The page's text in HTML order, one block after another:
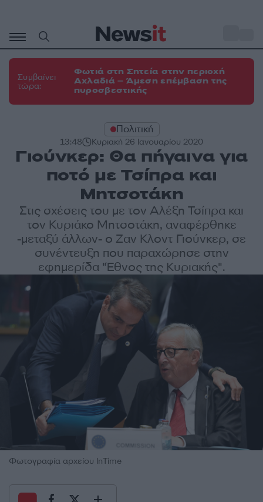
περιεχόμενο
Συμβαίνει
τώρα:
Φωτιά στη Σητεία στην περιοχή
Αχλαδιά – Άμεση επέμβαση της
πυροσβεστικής
Πολιτική
13:48 Κυριακή 26 Ιανουαρίου 2020
Γιούνκερ: Θα πήγαινα για
ποτό με Τσίπρα και
Μητσοτάκη
Στις σχέσεις του με τον Αλέξη Τσίπρα και
τον Κυριάκο Μητσοτάκη, αναφέρθηκε
-μεταξύ άλλων- ο Ζαν Κλοντ Γιούνκερ, σε
συνέντευξη που παραχώρησε στην
εφημερίδα "Έθνος της Κυριακής".
Φωτογραφία αρχείου InTime